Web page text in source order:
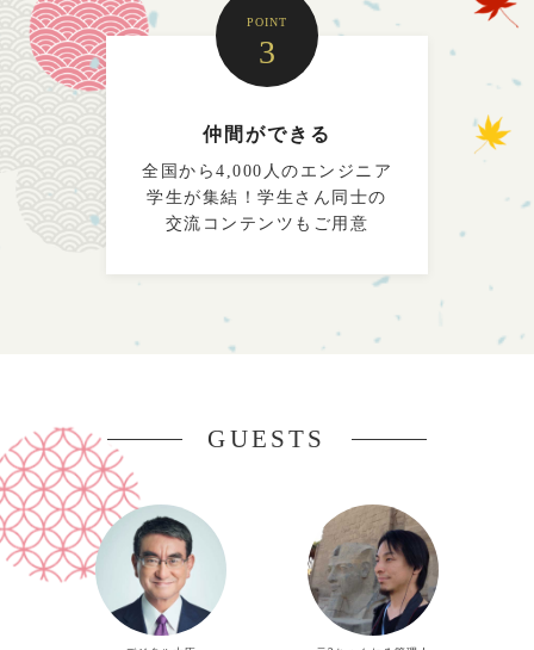
POINT
3
仲間ができる
全国から4,000人のエンジニア
学生が集結！学生さん同士の
交流コンテンツもご用意
GUESTS